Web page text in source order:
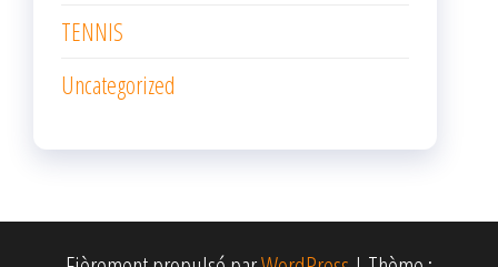
TENNIS
Uncategorized